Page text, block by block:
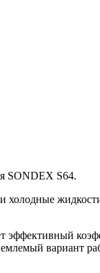
SONDEX S64.
холодные
эффективный
вариант